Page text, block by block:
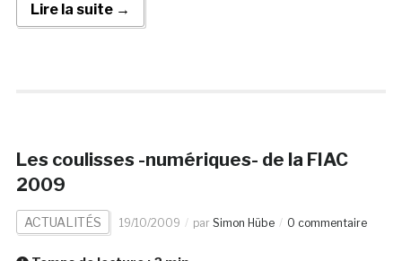
Lire la suite →
Les coulisses -numériques- de la FIAC
2009
ACTUALITÉS 19/10/2009 par Simon Hübe 0 commentaire